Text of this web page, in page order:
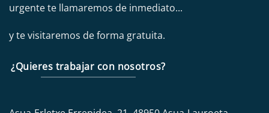
urgente te llamaremos de inmediato...
y te visitaremos de forma gratuita.
¿Quieres trabajar con nosotros?